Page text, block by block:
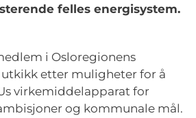
felles energisystem.
i Osloregionens
etter muligheter for å
virkemiddelapparat for
og kommunale mål.